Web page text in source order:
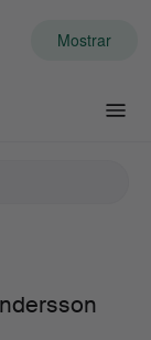
Mostrar